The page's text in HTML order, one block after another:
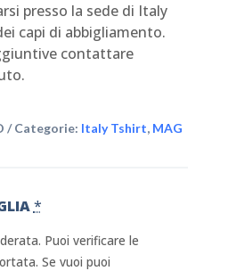
presso la sede di Italy
capi di abbigliamento.
contattare
Categorie: Italy Tshirt, MAG
*
Puoi verificare le
Se vuoi puoi